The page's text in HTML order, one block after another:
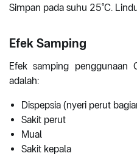
Simpan pada suhu 25°C.
Efek Samping
Efek samping penggunaan
adalah:
Dispepsia (nyeri perut
Sakit perut
Mual
Sakit kepala